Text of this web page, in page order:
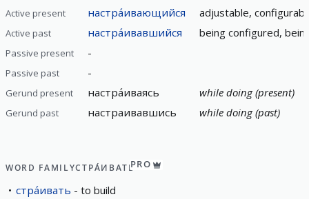
Active present настра́ивающийся adjustable,
Active past настра́ивавшийся being configured,
Passive present -
Passive past -
Gerund present настра́иваясь while doing (present)
Gerund past настраивавшись while doing (past)
WORD FAMILYСТРА́ИВАТЬPRO
стра́ивать to build